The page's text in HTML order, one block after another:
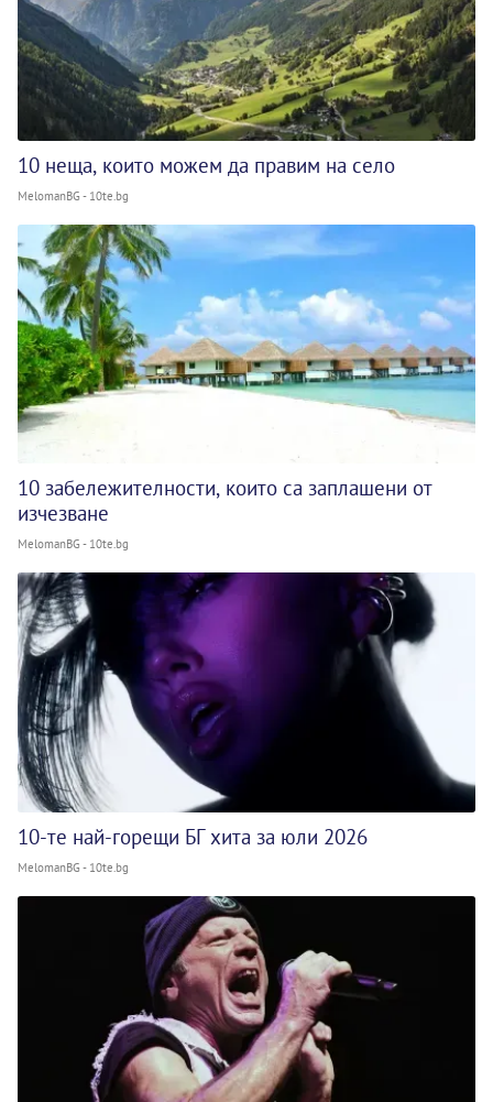
10 неща, които можем да правим на село
MelomanBG - 10te.bg
10 забележителности, които са заплашени от
изчезване
MelomanBG - 10te.bg
10-те най-горещи БГ хита за юли 2026
MelomanBG - 10te.bg